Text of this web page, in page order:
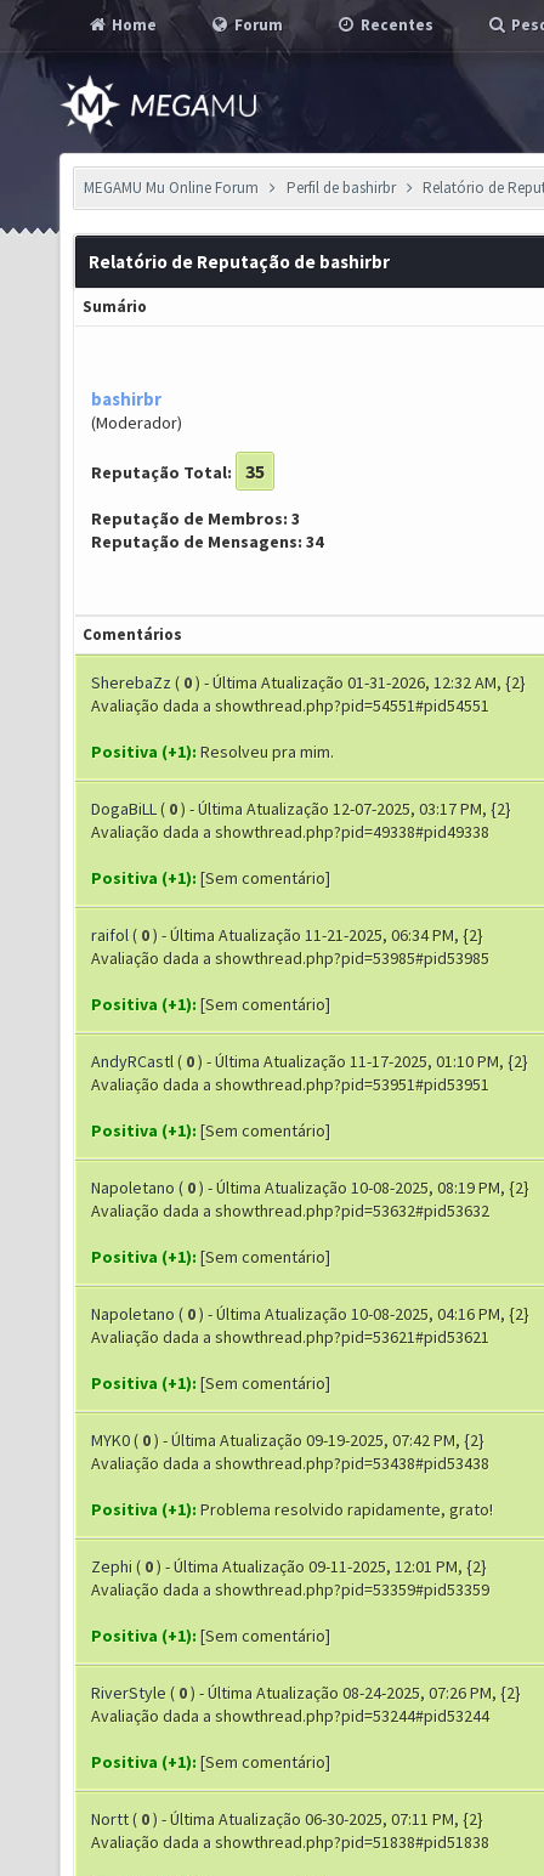
Home Forum Recentes
MEGAMU Mu Online Forum Perfil de bashirbr Relatório de
Relatório de Reputação de bashirbr
Sumário
bashirbr
(Moderador)
Reputação Total: 35
Reputação de Membros: 3
Reputação de Mensagens: 34
Comentários
SherebaZz( 0) - Última Atualização 01-31-2026, 12:32 AM, {2}
Avaliação dada a showthread.php?pid=54551#pid54551
Positiva (+1): Resolveu pra mim.
DogaBiLL( 0) - Última Atualização 12-07-2025, 03:17 PM, {2}
Avaliação dada a showthread.php?pid=49338#pid49338
Positiva (+1): [Sem comentário]
raifol( 0) - Última Atualização 11-21-2025, 06:34 PM, {2}
Avaliação dada a showthread.php?pid=53985#pid53985
Positiva (+1): [Sem comentário]
AndyRCastl( 0) - Última Atualização 11-17-2025, 01:10 PM, {2}
Avaliação dada a showthread.php?pid=53951#pid53951
Positiva (+1): [Sem comentário]
Napoletano ( 0) - Última Atualização 10-08-2025, 08:19 PM, {2}
Avaliação dada a showthread.php?pid=53632#pid53632
Positiva (+1): [Sem comentário]
Napoletano ( 0) - Última Atualização 10-08-2025, 04:16 PM, {2}
Avaliação dada a showthread.php?pid=53621#pid53621
Positiva (+1): [Sem comentário]
MYK0( 0) - Última Atualização 09-19-2025, 07:42 PM, {2}
Avaliação dada a showthread.php?pid=53438#pid53438
Positiva (+1): Problema resolvido rapidamente, grato!
Zephi ( 0) - Última Atualização 09-11-2025, 12:01 PM, {2}
Avaliação dada a showthread.php?pid=53359#pid53359
Positiva (+1): [Sem comentário]
RiverStyle ( 0) - Última Atualização 08-24-2025, 07:26 PM, {2}
Avaliação dada a showthread.php?pid=53244#pid53244
Positiva (+1): [Sem comentário]
Nortt( 0) - Última Atualização 06-30-2025, 07:11 PM, {2}
Avaliação dada a showthread.php?pid=51838#pid51838